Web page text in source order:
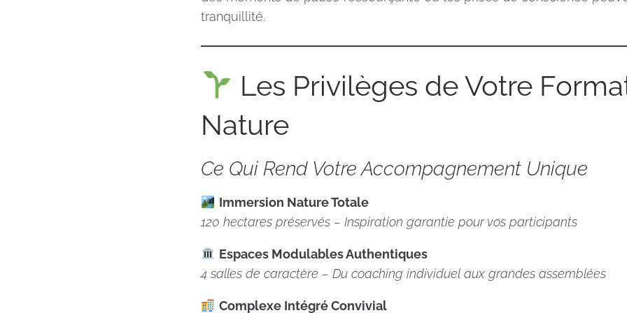
tranquillité.
Les Privilèges de Votre
Nature
Ce Qui Rend Votre Accompagnement Unique
Immersion Nature Totale
120 hectares préservés – Inspiration garantie pour vos participants
Espaces Modulables Authentiques
4 salles de caractère – Du coaching individuel aux grandes assemblées
Complexe Intégré Convivial